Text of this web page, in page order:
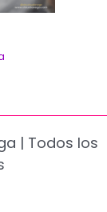
| Todos los